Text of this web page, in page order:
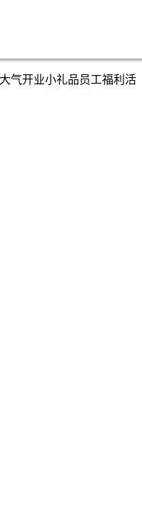
气开业小礼品员工福利活